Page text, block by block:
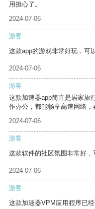
用担心了。
2024-07-06
游客
这款app的游戏非常好玩，可
2024-07-06
游客
这款加速器app简直是居家旅
作办公，都能畅享高速网络，
2024-07-06
游客
这款软件的社区氛围非常好，
2024-07-06
游客
这款加速器VPM应用程序已